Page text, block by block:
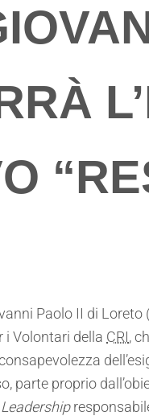
Paolo II di
i Volontari della CRI,
parte proprio
Leadership